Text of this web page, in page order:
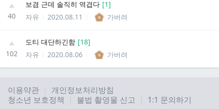
40
보겸 근데 솔직히 역겹다 [1]
자유
2020.08.11 가버려
102
도티 대단하긴함 [18]
자유
2020.08.06 가버려
이용약관
개인정보처리방침
청소년 보호정책
불법 촬영물 신고 1:1 문의하기